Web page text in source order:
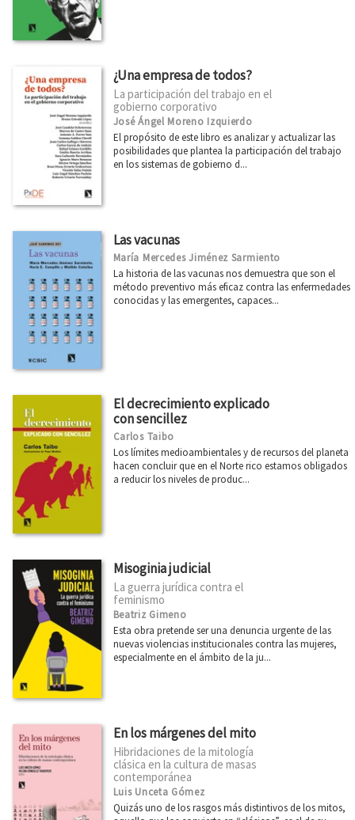
¿Una empresa de todos?
La participación del trabajo en el
gobierno corporativo
José Ángel Moreno Izquierdo
El propósito de este libro es analizar y actualizar las
posibilidades que plantea la participación del trabajo
en los sistemas de gobierno d...
Las vacunas
María Mercedes Jiménez Sarmiento
La historia de las vacunas nos demuestra que son el
método preventivo más eficaz contra las enfermedades
conocidas y las emergentes, capaces...
El decrecimiento explicado
con sencillez
Carlos Taibo
Los límites medioambientales y de recursos del planeta
hacen concluir que en el Norte rico estamos obligados
a reducir los niveles de produc...
Misoginia judicial
La guerra jurídica contra el
feminismo
Beatriz Gimeno
Esta obra pretende ser una denuncia urgente de las
nuevas violencias institucionales contra las mujeres,
especialmente en el ámbito de la ju...
En los márgenes del mito
Hibridaciones de la mitología
clásica en la cultura de masas
contemporánea
Luis Unceta Gómez
Quizás uno de los rasgos más distintivos de los mitos,